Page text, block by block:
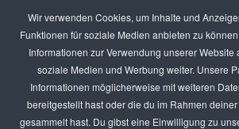
Wir verwenden Cookies, um Inhalte und
Funktionen für soziale Medien anbieten zu
Informationen zur Verwendung unserer Website
soziale Medien und Werbung weiter. Unsere
Informationen möglicherweise mit weiteren
bereitgestellt hast oder die du im Rahmen
gesammelt hast. Du gibst eine Einwilligung zu
ANZEIGEN PREISE
BEWERTET UNS
KONTAKT